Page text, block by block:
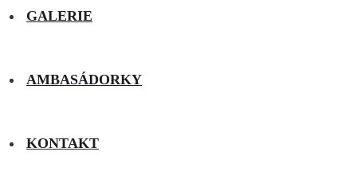
GALERIE
AMBASÁDORKY
KONTAKT